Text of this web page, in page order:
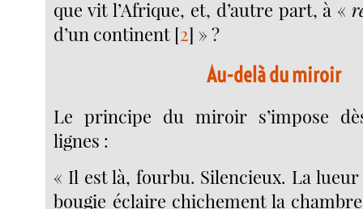
que vit l’Afrique, et, d’autre part, à «
d’un continent [2] » ?
Au-delà du miroir
Le principe du miroir s’impose
lignes :
« Il est là, fourbu. Silencieux. La lueur
bougie éclaire chichement la